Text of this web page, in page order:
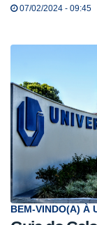
07/02/2024 - 09:45
BEM-VINDO(A) À